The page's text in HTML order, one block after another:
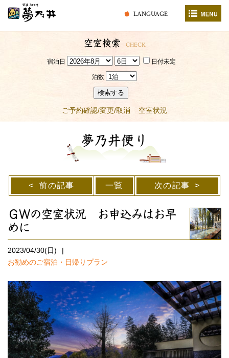
LANGUAGE
空室検索 CHECK
宿泊日 日付未定
泊数
検索する
ご予約確認/変更/取消 空室状況
夢乃井便り
前の記事 一覧 次の記事
ＧＷの空室状況 お申込みはお早
めに
2023/04/30(日)
お勧めのご宿泊・日帰りプラン